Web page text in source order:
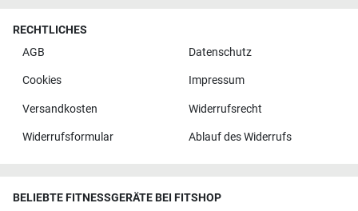
RECHTLICHES
AGB
Datenschutz
Cookies Impressum
Versandkosten Widerrufsrecht
Widerrufsformular Ablauf des Widerrufs
BELIEBTE FITNESSGERÄTE BEI FITSHOP